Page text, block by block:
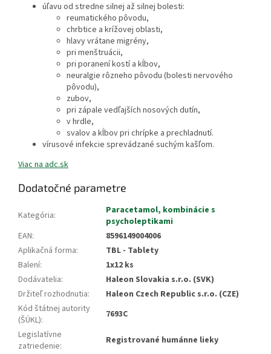
úľavu od stredne silnej až silnej bolesti:
reumatického pôvodu,
chrbtice a krížovej oblasti,
hlavy vrátane migrény,
pri menštruácii,
pri poranení kostí a kĺbov,
neuralgie rôzneho pôvodu (bolesti nervového
pôvodu),
zubov,
pri zápale vedľajších nosových dutín,
v hrdle,
svalov a kĺbov pri chrípke a prechladnutí.
vírusové infekcie sprevádzané suchým kašľom.
Viac na adc.sk
Dodatočné parametre
Kategória:
Paracetamol, kombinácie s
psycholeptikami
EAN:
8596149004006
Aplikačná forma:
TBL - Tablety
Balení:
1x12 ks
Dodávatelia:
Haleon Slovakia s.r.o. (SVK)
Držiteľ rozhodnutia:
Haleon Czech Republic s.r.o. (CZE)
Kód štátnej autority
(ŠÚKL):
7693C
Legislatívne
zatriedenie:
Registrované humánne lieky